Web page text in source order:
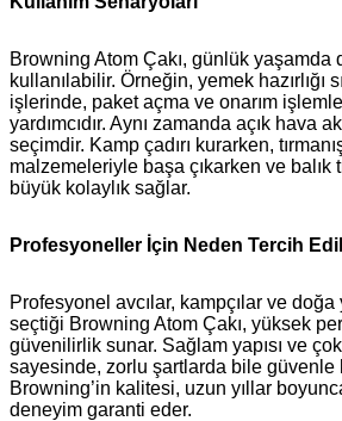
Browning Atom Çakı, günlük yaşamda
kullanılabilir. Örneğin, yemek hazırlığı
işlerinde, paket açma ve onarım
yardımcıdır. Aynı zamanda açık hava
seçimdir. Kamp çadırı kurarken,
malzemeleriyle başa çıkarken ve balık
büyük kolaylık sağlar.
Profesyoneller İçin Neden Tercih
Profesyonel avcılar, kampçılar ve
seçtiği Browning Atom Çakı, yüksek
güvenilirlik sunar. Sağlam yapısı ve
sayesinde, zorlu şartlarda bile güvenle
Browning’in kalitesi, uzun yıllar
deneyim garanti eder.